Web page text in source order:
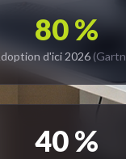
80 %
d'ici 2026
40 %